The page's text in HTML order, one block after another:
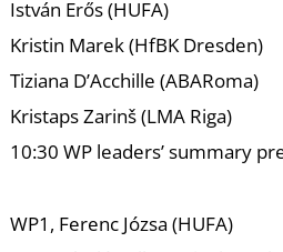
István Erős (HUFA)
Kristin Marek (HfBK Dresden)
Tiziana D’Acchille (ABARoma)
Kristaps Zarinš (LMA Riga)
10:30 WP leaders’ summary
WP1, Ferenc Józsa (HUFA)